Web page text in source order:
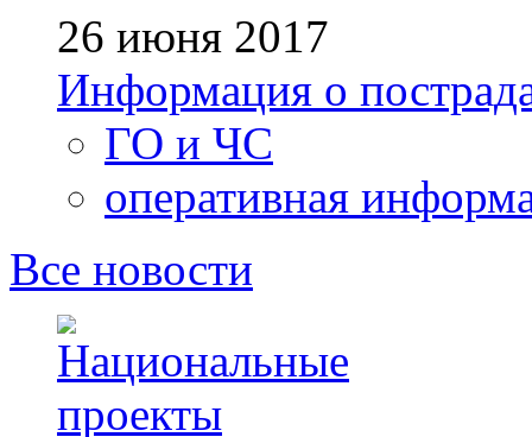
26 июня 2017
Информация о
ГО и ЧС
оперативная
Все новости